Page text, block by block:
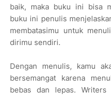
baik, maka buku ini bisa
buku ini penulis
membatasimu untuk
dirimu sendiri.
Dengan menulis, kamu
bersemangat karena
bebas dan lepas.